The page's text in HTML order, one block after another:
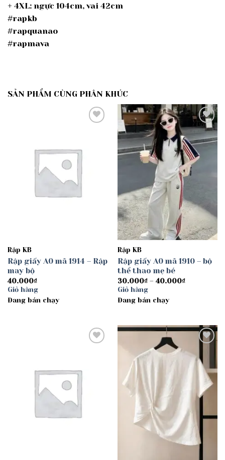
+ 4XL: ngực 104cm, vai 42cm
#rapkb
#rapquanao
#rapmava
SẢN PHẨM CÙNG PHÂN KHÚC
Rập KB
Rập giấy A0 mã 1914 – Rập
may bộ
40.000₫
Giỏ hàng
Đang bán chạy
Add to
wishlist
Rập KB
Rập giấy A0 mã 1910 – bộ
thể thao mẹ bé
30.000₫ – 40.000₫Khoảng
Giỏ hàng
Đang bán chạy
wishlist